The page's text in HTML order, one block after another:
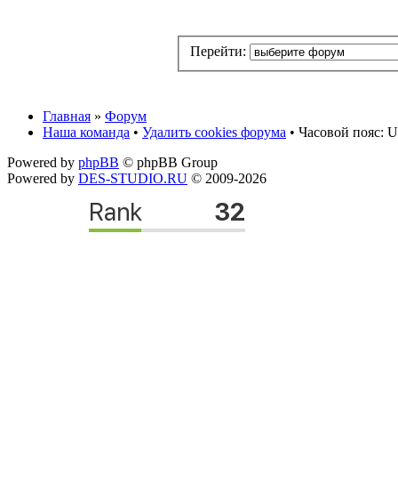
Перейти:
Главная » Форум
Наша команда • Удалить cookies форума • Часовой пояс:
Powered by phpBB © phpBB Group
Powered by DES-STUDIO.RU © 2009-2026